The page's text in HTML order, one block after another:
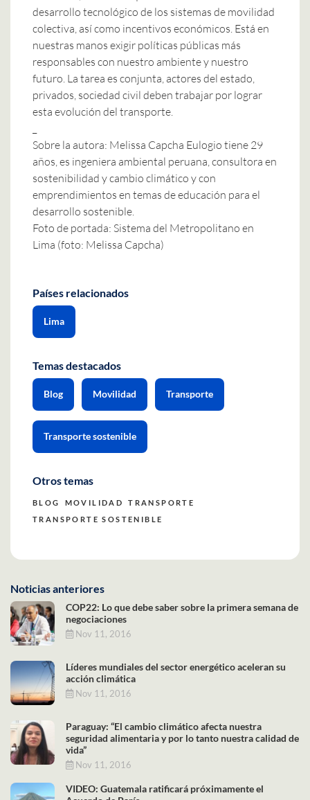
desarrollo tecnológico de los sistemas de movilidad
colectiva, así como incentivos económicos. Está en
nuestras manos exigir políticas públicas más
responsables con nuestro ambiente y nuestro
futuro. La tarea es conjunta, actores del estado,
privados, sociedad civil deben trabajar por lograr
esta evolución del transporte.
Sobre la autora: Melissa Capcha Eulogio tiene 29
años, es ingeniera ambiental peruana, consultora en
sostenibilidad y cambio climático y con
emprendimientos en temas de educación para el
desarrollo sostenible.
Foto de portada: Sistema del Metropolitano en
Lima (foto: Melissa Capcha)
Países relacionados
Lima
Temas destacados
Blog Movilidad Transporte
Transporte sostenible
Otros temas
BLOG MOVILIDAD
TRANSPORTE
TRANSPORTE SOSTENIBLE
Noticias anteriores
COP22: Lo que debe saber sobre la primera semana de
negociaciones
Nov 11, 2016
Líderes mundiales del sector energético aceleran su
acción climática
Nov 11, 2016
Paraguay: “El cambio climático afecta nuestra
seguridad alimentaria y por lo tanto nuestra calidad de
vida”
Nov 11, 2016
VIDEO: Guatemala ratificará próximamente el